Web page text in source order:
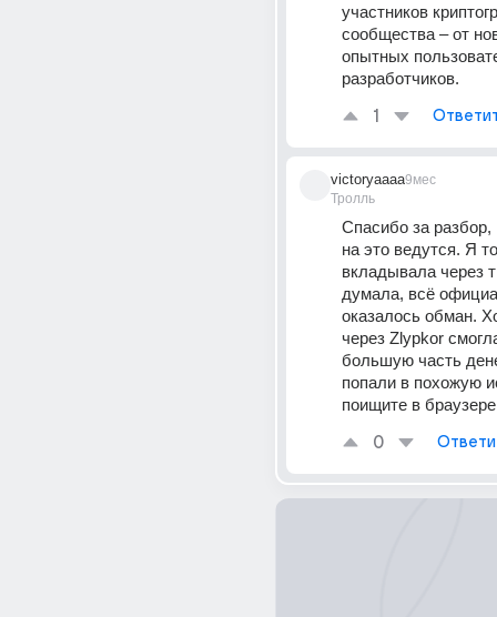
участников
сообщества – от
опытных
разработчиков.
1
victoryaaaa
Тролль
9мес
Спасибо за разбор,
на это ведутся. Я
вкладывала через
думала, всё
оказалось обман.
через Zlypkor
большую часть
попали в похожую
поищите в
0